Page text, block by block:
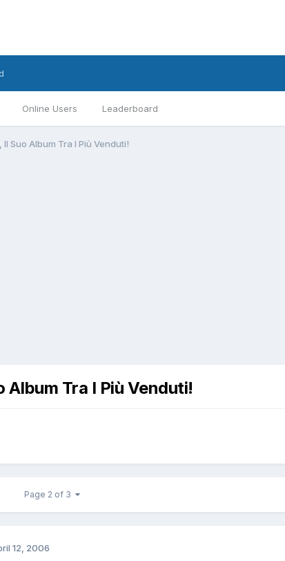
Online Users Leaderboard
Suo Album Tra I Più Venduti!
Album Tra I Più Venduti!
Page 2 of 3
12, 2006